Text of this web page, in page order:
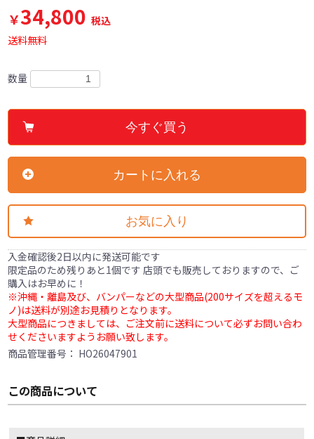
￥34,800 税込
送料無料
数量
今すぐ買う
カートに入れる
お気に入り
入金確認後2日以内に発送可能です
限定品のため残りあと1個です 店頭でも販売しておりますので、ご
購入はお早めに！
※沖縄・離島及び、バンパーなどの大型商品(200サイズを超えるモ
ノ)は送料が別途お見積りとなります。
大型商品につきましては、ご注文前に送料について必ずお問い合わ
せくださいますようお願い致します。
商品管理番号： HO26047901
この商品について